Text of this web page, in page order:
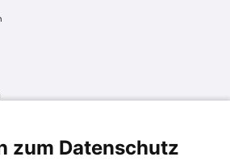
zum Datenschutz